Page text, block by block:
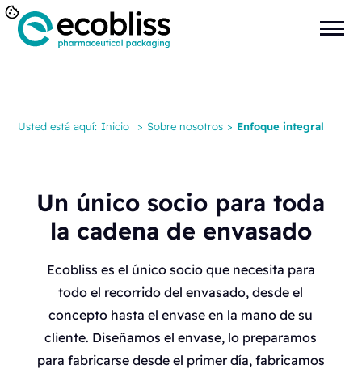
Usted está aquí: Inicio > Sobre nosotros > Enfoque integral
Un único socio para toda
la cadena de envasado
Ecobliss es el único socio que necesita para
todo el recorrido del envasado, desde el
concepto hasta el envase en la mano de su
cliente. Diseñamos el envase, lo preparamos
para fabricarse desde el primer día, fabricamos